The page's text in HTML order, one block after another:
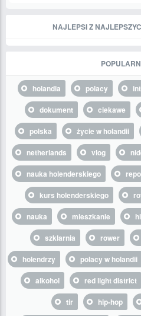
NAJLEPSI Z
holandia polacy
dokument
ciekawe
polska
życie w holandii
netherlands
vlog
nauka holenderskiego
kurs holenderskiego
nauka
mieszkanie
szklarnia
rower
holendrzy
polacy w holandii
alkohol
red light district
tir
hip-hop